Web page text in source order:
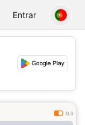
Entrar
💕
0.3